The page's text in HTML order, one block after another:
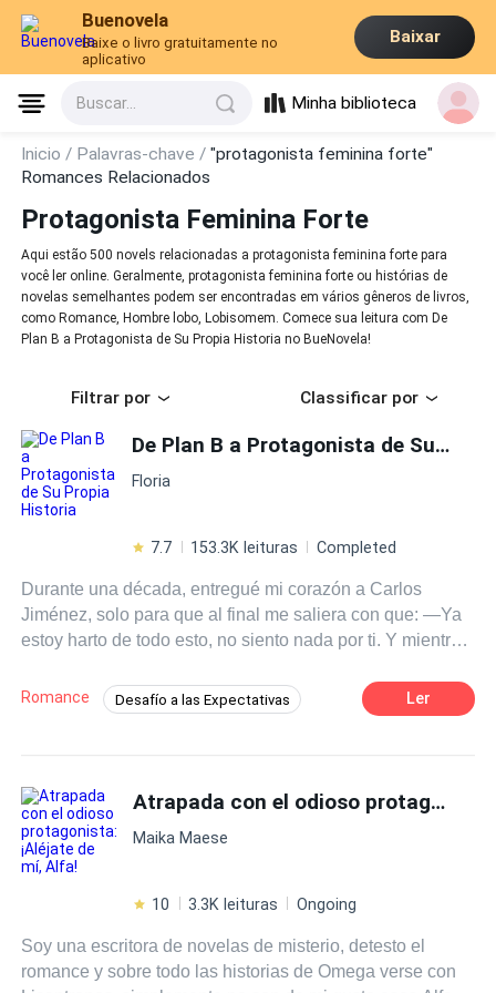
Buenovela
Baixe o livro gratuitamente no
aplicativo
Baixar
Buscar... Minha biblioteca
Inicio / Palavras-chave /"protagonista feminina forte"
Romances Relacionados
Protagonista Feminina Forte
Aqui estão 500 novels relacionadas a protagonista feminina forte para
você ler online. Geralmente, protagonista feminina forte ou histórias de
novelas semelhantes podem ser encontradas em vários gêneros de livros,
como Romance, Hombre lobo, Lobisomem. Comece sua leitura com De
Plan B a Protagonista de Su Propia Historia no BueNovela!
Filtrar por Classificar por
De Plan B a Protagonista de Su Propia Historia
Floria
7.7 153.3K leituras Completed
Durante una década, entregué mi corazón a Carlos
Jiménez, solo para que al final me saliera con que: —Ya
estoy harto de todo esto, no siento nada por ti. Y mientras
su tiempo y atención... Diez años lo amé en silencio, y
esperé algo que nunca llegó, hasta que finalmente decidí
Sara... —¿Qué se le ofrece, señor Jiménez? —respondí
apenas. —Amor, ¿dónde pusiste mis calzoncillos? —oí
que decía la sensual voz del hombre, desde la
habitación. Carlos trastabilló y escupió frente a mí... Poco
después, vi una publicación de él en redes sociales que
vayan para siempre. Que te ame ahora no significa que te
amará eternamente. Por eso, ama y valora mientras
Romance Desafío a las Expectativas
Independiente Inteligente
Ler
Atrapada con el odioso protagonista: ¡Aléjate de mí, Alfa!
Maika Maese
10 3.3K leituras Ongoing
Soy una escritora de novelas de misterio, detesto el
romance y sobre todo las historias de Omega verse con